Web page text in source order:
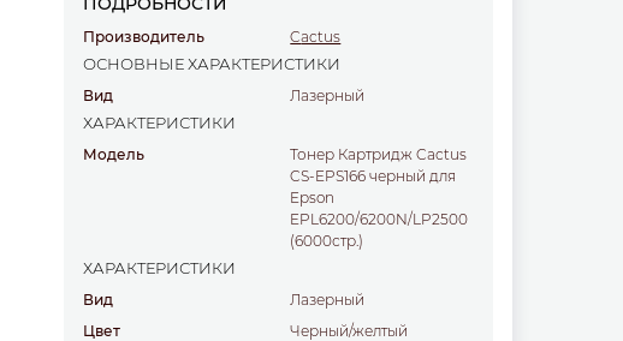
Производитель Cactus
ОСНОВНЫЕ ХАРАКТЕРИСТИКИ
Вид Лазерный
ХАРАКТЕРИСТИКИ
Модель
Тонер Картридж Cactus
CS-EPS166 черный для
Epson
EPL6200/6200N/LP2500
(6000стр.)
ХАРАКТЕРИСТИКИ
Вид
Лазерный
Цвет
черный/желтый